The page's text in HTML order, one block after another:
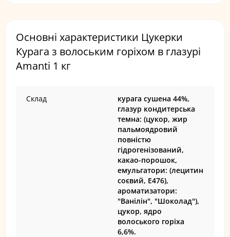
Основні характеристики Цукерки
Курага з волоським горіхом в глазурі
Amanti 1 кг
Склад
курага сушена 44%,
глазур кондитерська
темна: (цукор, жир
пальмоядровий
повністю
гідрогенізований,
какао-порошок,
емульгатори: (лецитин
соєвий, Е476),
ароматизатори:
"Ванілін", "Шоколад"),
цукор, ядро
волоського горіха
6,6%.